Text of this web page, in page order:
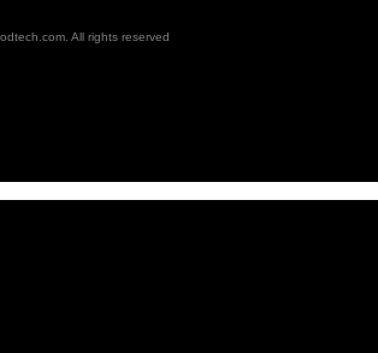
All rights reserved